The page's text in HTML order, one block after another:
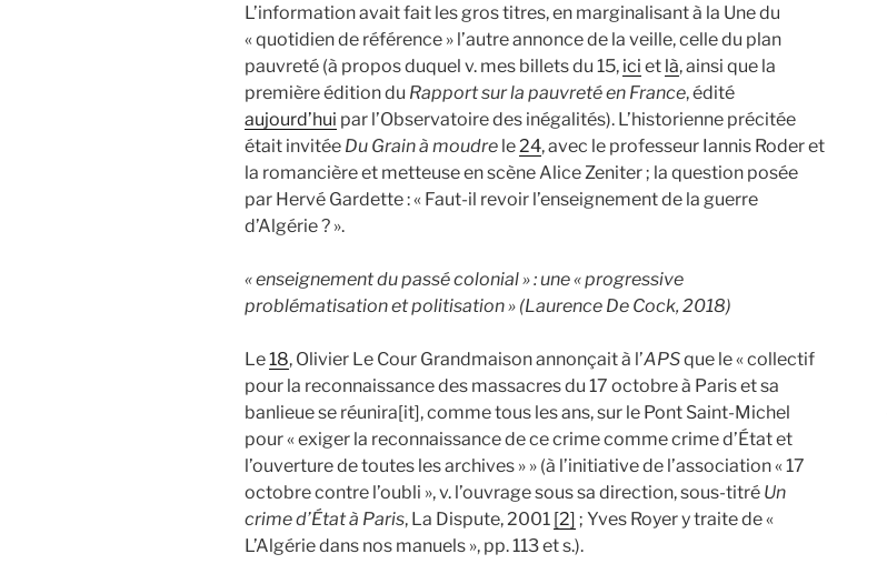
L’information avait fait les gros titres, en marginalisant à la Une du
« quotidien de référence » l’autre annonce de la veille, celle du plan
pauvreté (à propos duquel v. mes billets du 15, ici et là, ainsi que la
première édition du Rapport sur la pauvreté en France, édité
aujourd’hui par l’Observatoire des inégalités). L’historienne précitée
était invitée Du Grain à moudre le 24, avec le professeur Iannis Roder et
la romancière et metteuse en scène Alice Zeniter ; la question posée
par Hervé Gardette : « Faut-il revoir l’enseignement de la guerre
d’Algérie ? ».
« enseignement du passé colonial » : une « progressive
problématisation et politisation » (Laurence De Cock, 2018)
Le18, Olivier Le Cour Grandmaison annonçait à l’APSque le « collectif
pour la reconnaissance des massacres du 17 octobre à Paris et sa
banlieue se réunira[it], comme tous les ans, sur le Pont Saint-Michel
pour « exiger la reconnaissance de ce crime comme crime d’État et
l’ouverture de toutes les archives » » (à l’initiative de l’association « 17
octobre contre l’oubli », v. l’ouvrage sous sa direction, sous-titré Un
crime d’État à Paris, La Dispute, 2001 [2] ; Yves Royer y traite de «
L’Algérie dans nos manuels », pp. 113 et s.).